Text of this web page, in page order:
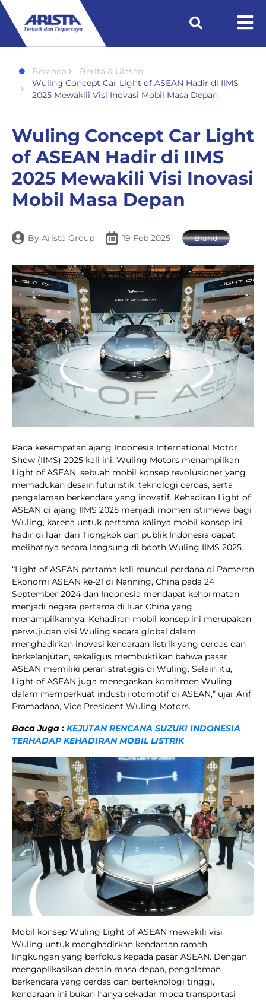
Beranda
Berita & Ulasan
Wuling Concept Car Light of ASEAN Hadir di IIMS
2025 Mewakili Visi Inovasi Mobil Masa Depan
Wuling Concept Car Light
of ASEAN Hadir di IIMS
2025 Mewakili Visi Inovasi
Mobil Masa Depan
By Arista Group 19 Feb 2025 Brand
Pada kesempatan ajang Indonesia International Motor
Show (IIMS) 2025 kali ini, Wuling Motors menampilkan
Light of ASEAN, sebuah mobil konsep revolusioner yang
memadukan desain futuristik, teknologi cerdas, serta
pengalaman berkendara yang inovatif. Kehadiran Light of
ASEAN di ajang IIMS 2025 menjadi momen istimewa bagi
Wuling, karena untuk pertama kalinya mobil konsep ini
hadir di luar dari Tiongkok dan publik Indonesia dapat
melihatnya secara langsung di booth Wuling IIMS 2025.
“Light of ASEAN pertama kali muncul perdana di Pameran
Ekonomi ASEAN ke-21 di Nanning, China pada 24
September 2024 dan Indonesia mendapat kehormatan
menjadi negara pertama di luar China yang
menampilkannya. Kehadiran mobil konsep ini merupakan
perwujudan visi Wuling secara global dalam
menghadirkan inovasi kendaraan listrik yang cerdas dan
berkelanjutan, sekaligus membuktikan bahwa pasar
ASEAN memiliki peran strategis di Wuling. Selain itu,
Light of ASEAN juga menegaskan komitmen Wuling
dalam memperkuat industri otomotif di ASEAN,” ujar Arif
Pramadana, Vice President Wuling Motors.
Baca Juga : KEJUTAN RENCANA SUZUKI INDONESIA
TERHADAP KEHADIRAN MOBIL LISTRIK
Mobil konsep Wuling Light of ASEAN mewakili visi
Wuling untuk menghadirkan kendaraan ramah
lingkungan yang berfokus kepada pasar ASEAN. Dengan
mengaplikasikan desain masa depan, pengalaman
berkendara yang cerdas dan berteknologi tinggi,
kendaraan ini bukan hanya sekadar moda transportasi